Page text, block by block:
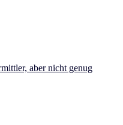
aber nicht genug